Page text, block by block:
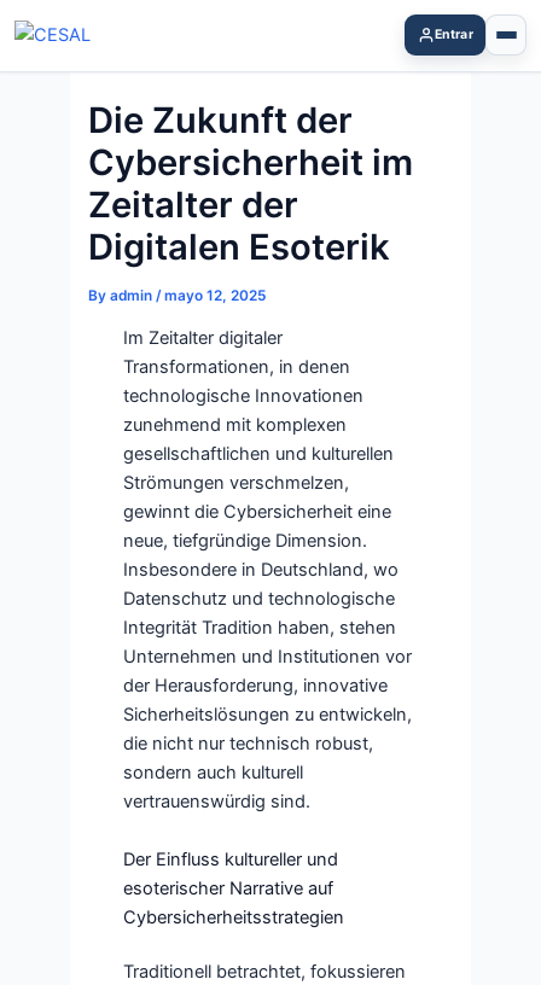
to
content
Entrar
Die Zukunft der
Cybersicherheit im
Zeitalter der
Digitalen Esoterik
By admin /mayo 12, 2025
Im Zeitalter digitaler
Transformationen, in denen
technologische Innovationen
zunehmend mit komplexen
gesellschaftlichen und kulturellen
Strömungen verschmelzen,
gewinnt die Cybersicherheit eine
neue, tiefgründige Dimension.
Insbesondere in Deutschland, wo
Datenschutz und technologische
Integrität Tradition haben, stehen
Unternehmen und Institutionen vor
der Herausforderung, innovative
Sicherheitslösungen zu entwickeln,
die nicht nur technisch robust,
sondern auch kulturell
vertrauenswürdig sind.
Der Einfluss kultureller und
esoterischer Narrative auf
Cybersicherheitsstrategien
Traditionell betrachtet, fokussieren